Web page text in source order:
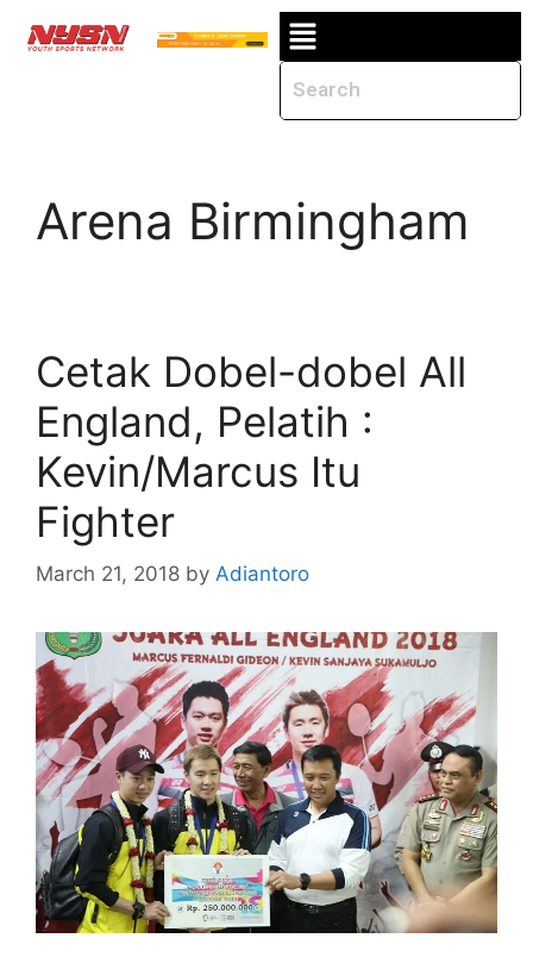
Arena Birmingham
Cetak Dobel-dobel All
England, Pelatih :
Kevin/Marcus Itu
Fighter
March 21, 2018 by Adiantoro